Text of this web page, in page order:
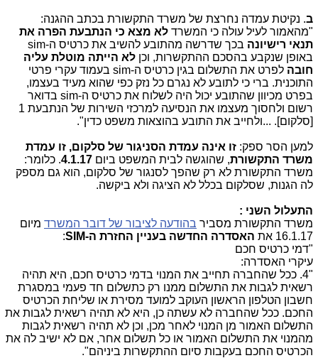
ב. נקיטת עמדה נחרצת של משרד התקשורת בכתב ההגנה:
"מהאמור לעיל עולה כי המשרד לא מצא כי הנתבעת הפרה את
תנאי רישיונה בכך שדרשה מהתובע להשיב את כרטיס ה-sim
באופן שנקבע בהסכם ההתקשרות, וכן לא הייתה מוטלת עליה
חובה לפרט את התשלום בגין כרטיס ה-sim בעמוד עקרי פרטי
התוכנית. ברי כי לתובע לא נגרם כל נזק כפי שהוא מעיד בעצמו,
בפרט מכיוון שהתובע יכול היה לשלוח את כרטיס ה-sim בדואר
רשום ולחסוך מעצמו את הנסיעה למרכזי השירות של הנתבעת 1
[סלקום]. ...ולחייב את התובע בהוצאות משפט כדין".
למען הסר ספק: זו אינה עמדת הסניגור של סלקום, זו עמדת
משרד התקשורת, שהוגשה לבית המשפט ביום 4.1.17. כלומר:
משרד התקשורת לא רק שהפך לסנגור של סלקום, הוא גם מספק
לה הגנות, שסלקום בכלל לא הציגה ולא ביקשה.
התעלול השני :
משרד התקשורת מסביר בהודעה לציבור של דובר המשרד מיום
16.1.17 את
האסדרה החדשה בעניין החזרת ה-SIM
:
"דמי כרטיס חכם
עיקרי האסדרה:
"4. ככל שהחברה תחייב את המנוי בדמי כרטיס חכם, היא תהיה
רשאית לגבות את התשלום ממנו רק כתשלום חד פעמי במסגרת
חשבון הטלפון הראשון העוקב למועד מסירת או שליחת הכרטיס
החכם. ככל שהחברה לא עשתה כן, היא לא תהיה רשאית לגבות את
התשלום האמור מן המנוי לאחר מכן, וכן לא תהיה רשאית לגבות
מהמנוי את התשלום האמור או כל תשלום אחר, אם לא ישיב לה את
הכרטיס החכם בעקבות סיום ההתקשרות ביניהם".